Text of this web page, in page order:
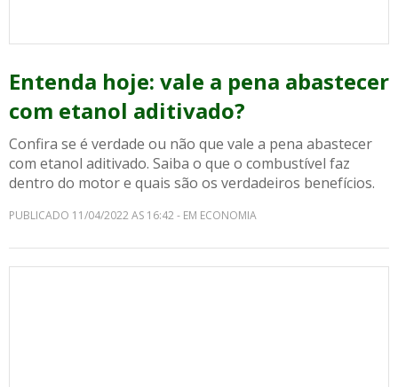
Entenda hoje: vale a pena abastecer
com etanol aditivado?
Confira se é verdade ou não que vale a pena abastecer
com etanol aditivado. Saiba o que o combustível faz
dentro do motor e quais são os verdadeiros benefícios.
PUBLICADO 11/04/2022 AS 16:42 - EM ECONOMIA